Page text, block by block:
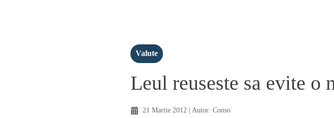
Valute
Leul reuseste sa evite o
21 Martie 2012 | Autor: Conso